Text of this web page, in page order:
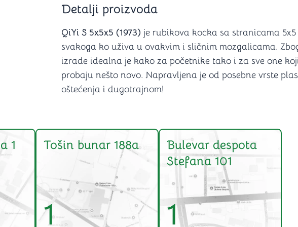
Šah
Domine
4 u 1 igre
Backgammon (Tavla)
Kockice D6 (za Jamb)
Kutijice
Mozgalice
Kocke
Ostale mozgalice
Stripovi
Detalji proizvoda
QiYi S 5x5x5 (1973) je rubikova kocka sa stranicama
svakoga ko uživa u ovakvim i sličnim mozgalicama.
izrade idealna je kako za početnike tako i za sve one
probaju nešto novo. Napravljena je od posebne vrste
oštećenja i dugotrajnom!
1 Tošin bunar 188a
1
Bulevar despota
Stefana 101
1